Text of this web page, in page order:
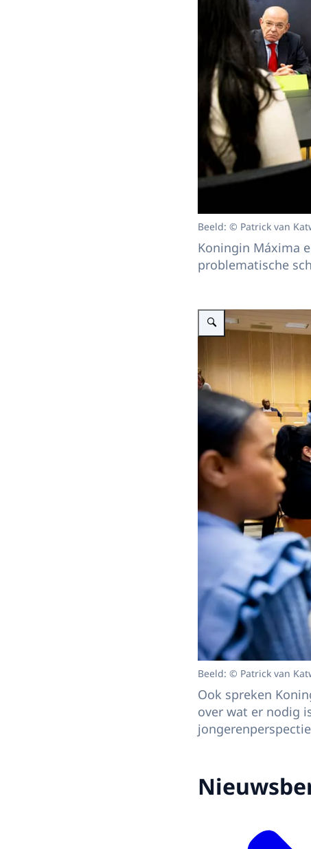
Beeld: © Patrick van
Koningin Máxima
problematische
Vergroot afbeelding
Beeld: © Patrick van
Ook spreken
over wat er nodig